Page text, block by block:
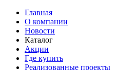
Главная
О компании
Новости
Каталог
Акции
Где купить
Реализованные проекты